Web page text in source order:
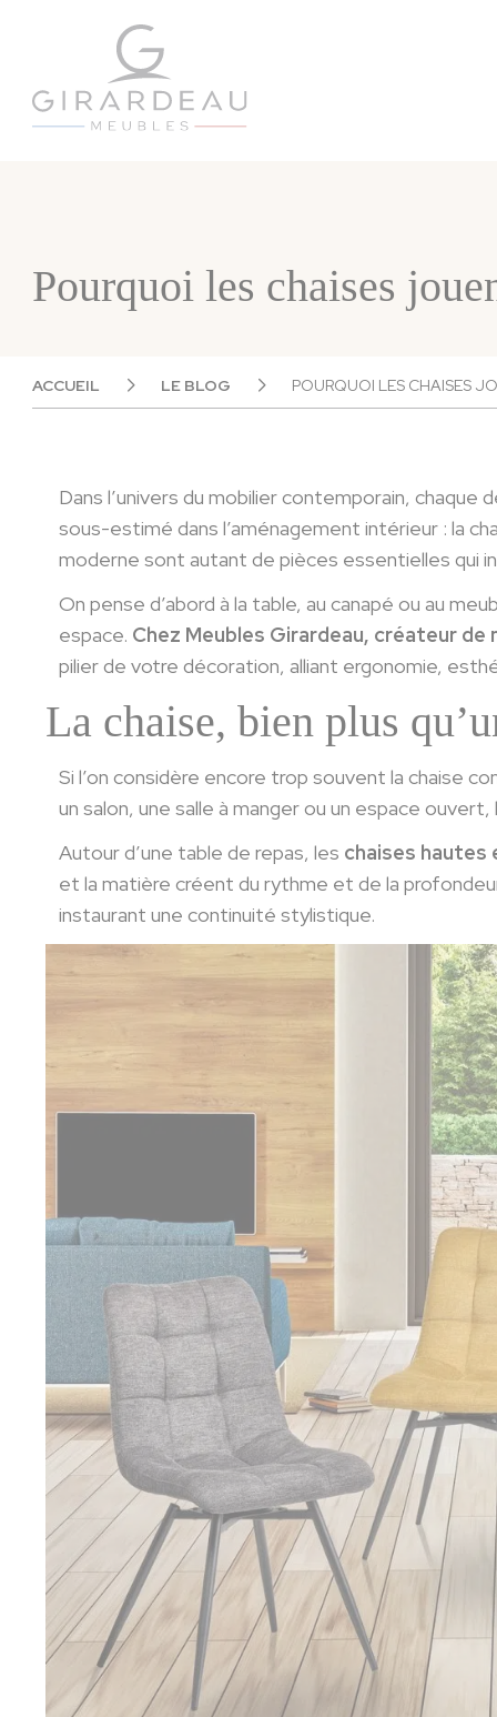
Pourquoi les chaises
ACCUEIL LE BLOG POURQUOI LES CHAISES
Dans l’univers du mobilier contemporain,
sous-estimé dans l’aménagement intérieur : la
moderne sont autant de pièces essentielles qui
On pense d’abord à la table, au canapé ou au
espace. Chez Meubles Girardeau, créateur
pilier de votre décoration, alliant ergonomie,
La chaise, bien plus
Si l’on considère encore trop souvent la chaise
un salon, une salle à manger ou un espace ouvert,
Autour d’une table de repas, les chaises hautes
et la matière créent du rythme et de la
instaurant une continuité stylistique.